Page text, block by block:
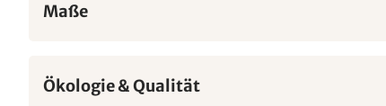
Maße
Ökologie & Qualität